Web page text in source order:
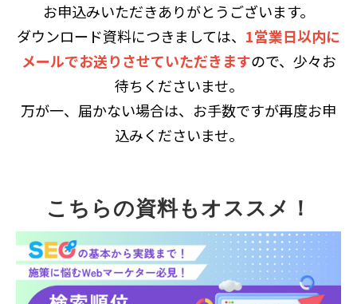
お申込みいただきありがとうございます。
ダウンロード資料につきましては、 1営業日以内に
メールでお送りさせていただきますので、少々お
待ちくださいませ。
万が一、届かない場合は、お手数ですが再度お申
込みくださいませ。
こちらの資料もオススメ！